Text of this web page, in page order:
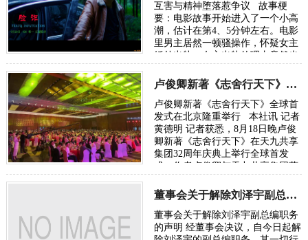
互害与精神堕落惹争议 故事梗
要：电影故事开始进入了一个小高
潮，估计在第4、5分钟左右。电影
里男主居然一顿骚操作，怀疑女主
婚外出轨，女主出轨的理由竟然也
男…
时间：2023-08-23
卢俊卿新著《志舍行天下》全球首发式在北京隆重举行
卢俊卿新著《志舍行天下》全球首
发式在北京隆重举行 本社讯 记者
黄德明 记者获悉，8月18日晚卢俊
卿新著《志舍行天下》在天九共享
集团32周年庆典上举行全球首发
式。作者卢俊卿与天九共享集团董
时间：2023-08-20 董事会关于解除刘泽宇副总编职务的声明
董事会关于解除刘泽宇副总编职务
的声明 经董事会决议，自今日起解